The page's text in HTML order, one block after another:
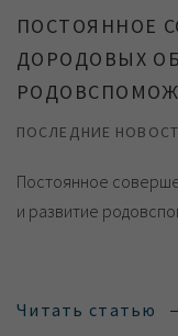
ПОСТОЯННОЕ
ДОРОДОВЫХ
ПОСЛЕДНИЕ
Постоянное
и развитие
Читать статью